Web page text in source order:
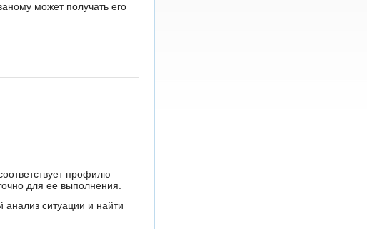
может получать его
профилю
для ее выполнения.
анализ ситуации и найти